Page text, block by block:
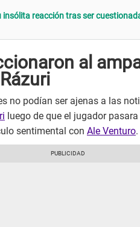
insólita reacción tras ser
al
no podían ser ajenas a las
luego de que el jugador
sentimental con Ale Venturo.